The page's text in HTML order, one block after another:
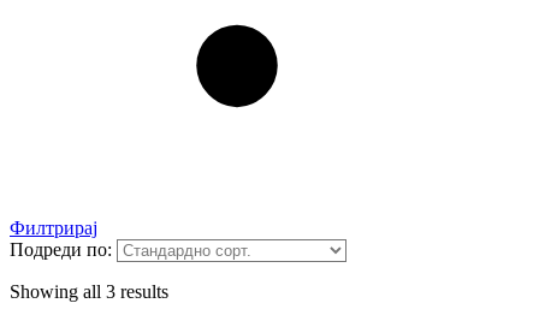
Филтрирај
Подреди по:
Showing all 3 results